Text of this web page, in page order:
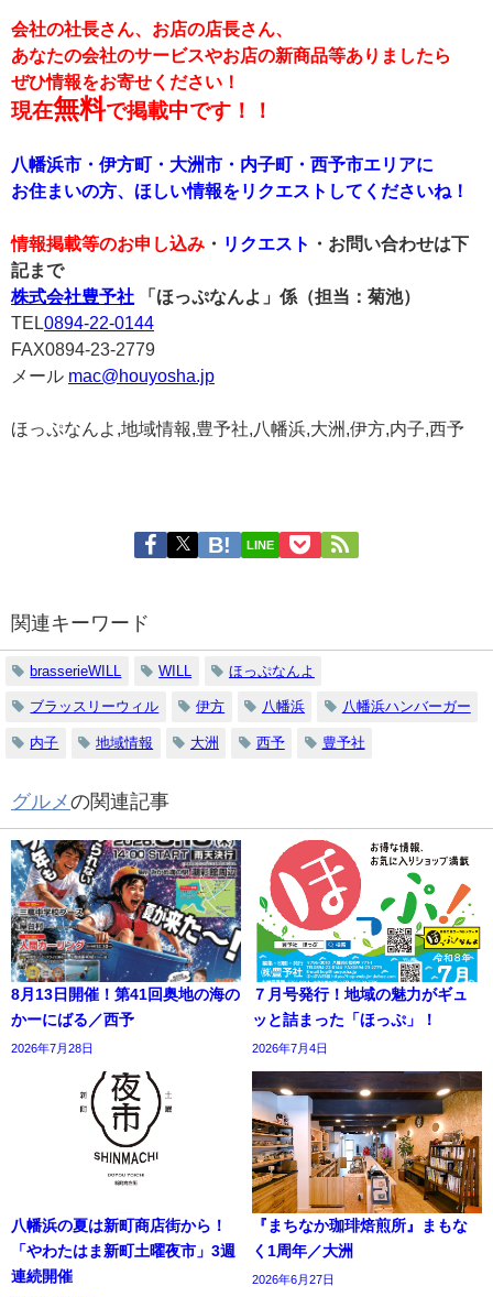
会社の社長さん、お店の店長さん、
あなたの会社のサービスやお店の新商品等ありましたら
ぜひ情報をお寄せください！
現在無料で掲載中です！！
八幡浜市・伊方町・大洲市・内子町・西予市エリアに
お住まいの方、ほしい情報をリクエストしてくださいね！
情報掲載等のお申し込み ・ リクエスト
・お問い合わせは下
記まで
株式会社豊予社 「ほっぷなんよ」係（担当：菊池）
TEL 0894-22-0144
FAX0894-23-2779
メール mac@houyosha.jp
ほっぷなんよ,地域情報,豊予社,八幡浜,大洲,伊方,内子,西予
LINE
関連キーワード
brasserieWILL WILL ほっぷなんよ
ブラッスリーウィル 伊方 八幡浜 八幡浜ハンバーガー
内子 地域情報 大洲 西予 豊予社
グルメの関連記事
8月13日開催！第41回奥地の海の
かーにばる／西予
2026年7月28日
７月号発行！地域の魅力がギュ
ッと詰まった「ほっぷ」！
2026年7月4日
八幡浜の夏は新町商店街から！
「やわたはま新町土曜夜市」3週
連続開催
『まちなか珈琲焙煎所』まもな
く1周年／大洲
2026年6月27日